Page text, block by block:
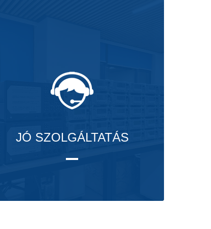
JÓ SZOLGÁLTATÁS